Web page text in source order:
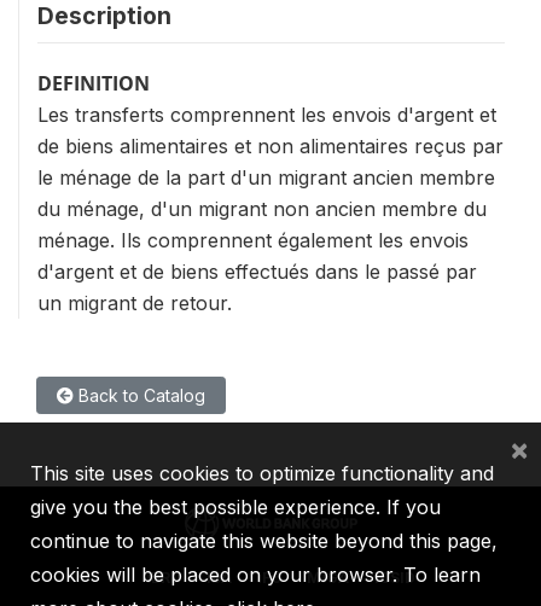
Description
DEFINITION
Les transferts comprennent les envois d'argent et
de biens alimentaires et non alimentaires reçus par
le ménage de la part d'un migrant ancien membre
du ménage, d'un migrant non ancien membre du
ménage. Ils comprennent également les envois
d'argent et de biens effectués dans le passé par
un migrant de retour.
Back to Catalog
IBRD IDA IFC MIGA ICSID
This site uses cookies to optimize functionality and
give you the best possible experience. If you
continue to navigate this website beyond this page,
cookies will be placed on your browser. To learn
×